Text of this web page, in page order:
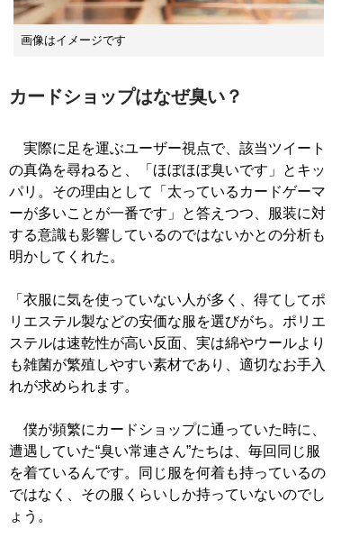
画像はイメージです
カードショップはなぜ臭い？
実際に足を運ぶユーザー視点で、該当ツイート
の真偽を尋ねると、「ほぼほぼ臭いです」とキッ
パリ。その理由として「太っているカードゲーマ
ーが多いことが一番です」と答えつつ、服装に対
する意識も影響しているのではないかとの分析も
明かしてくれた。
「衣服に気を使っていない人が多く、得てしてポ
リエステル製などの安価な服を選びがち。ポリエ
ステルは速乾性が高い反面、実は綿やウールより
も雑菌が繁殖しやすい素材であり、適切なお手入
れが求められます。
僕が頻繁にカードショップに通っていた時に、
遭遇していた“臭い常連さん”たちは、毎回同じ服
を着ているんです。同じ服を何着も持っているの
ではなく、その服くらいしか持っていないのでし
ょう。